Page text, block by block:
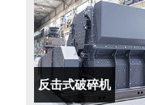
反击式破碎机